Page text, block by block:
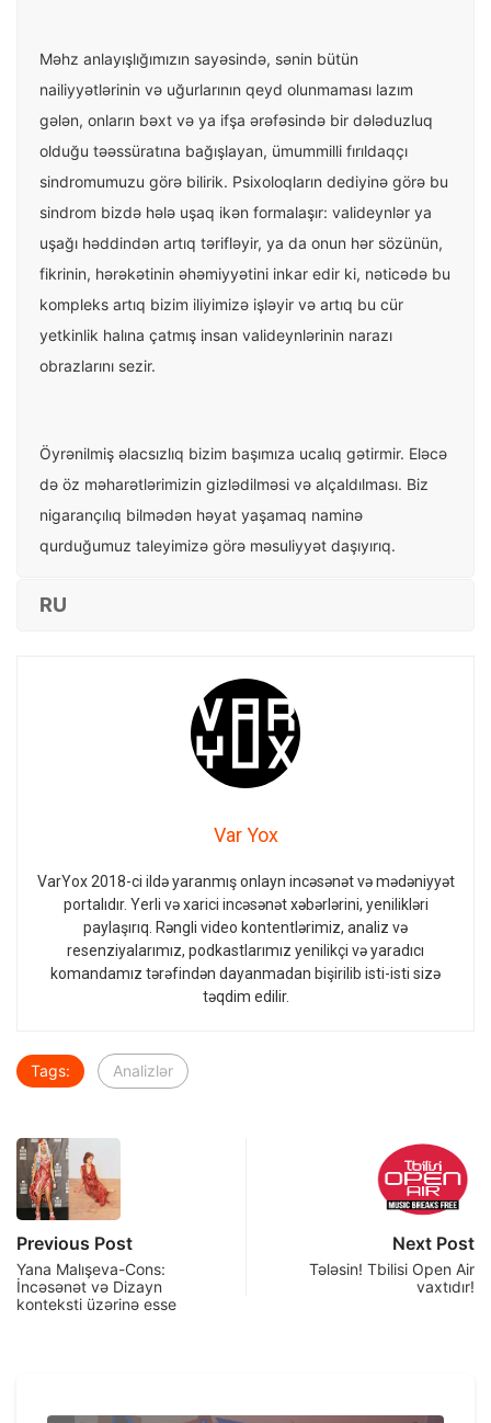
Məhz anlayışlığımızın sayəsində, sənin bütün
nailiyyətlərinin və uğurlarının qeyd olunmaması lazım
gələn, onların bəxt və ya ifşa ərəfəsində bir dələduzluq
olduğu təəssüratına bağışlayan, ümummilli fırıldaqçı
sindromumuzu görə bilirik. Psixoloqların dediyinə görə bu
sindrom bizdə hələ uşaq ikən formalaşır: valideynlər ya
uşağı həddindən artıq tərifləyir, ya da onun hər sözünün,
fikrinin, hərəkətinin əhəmiyyətini inkar edir ki, nəticədə bu
kompleks artıq bizim iliyimizə işləyir və artıq bu cür
yetkinlik halına çatmış insan valideynlərinin narazı
obrazlarını sezir.
Öyrənilmiş əlacsızlıq bizim başımıza ucalıq gətirmir. Eləcə
də öz məharətlərimizin gizlədilməsi və alçaldılması. Biz
nigarançılıq bilmədən həyat yaşamaq naminə
qurduğumuz taleyimizə görə məsuliyyət daşıyırıq.
RU
Var Yox
VarYox 2018-ci ildə yaranmış onlayn incəsənət və mədəniyyət
portalıdır. Yerli və xarici incəsənət xəbərlərini, yenilikləri
paylaşırıq. Rəngli video kontentlərimiz, analiz və
resenziyalarımız, podkastlarımız yenilikçi və yaradıcı
komandamız tərəfindən dayanmadan bişirilib isti-isti sizə
təqdim edilir.
Tags: Analizlər
Previous Post
Yana Malışeva-Cons:
İncəsənət və Dizayn
konteksti üzərinə esse
Next Post
Tələsin! Tbilisi Open Air
vaxtıdır!